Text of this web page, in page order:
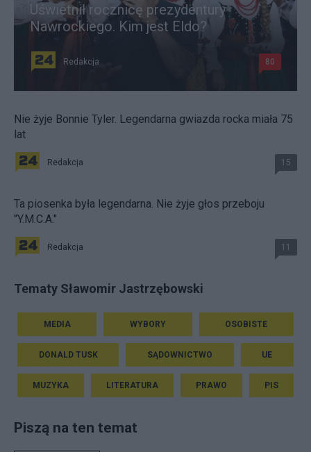
Uświetnił rocznicę prezydentury
Nawrockiego. Kim jest Eldo?
Redakcja 80
Nie żyje Bonnie Tyler. Legendarna gwiazda rocka miała 75
lat
Redakcja 15
Ta piosenka była legendarna. Nie żyje głos przeboju
"Y.M.C.A."
Redakcja 11
Tematy Sławomir Jastrzębowski
MEDIA WYBORY OSOBISTE
DONALD TUSK SĄDOWNICTWO UE
MUZYKA LITERATURA PRAWO PIS
Piszą na ten temat